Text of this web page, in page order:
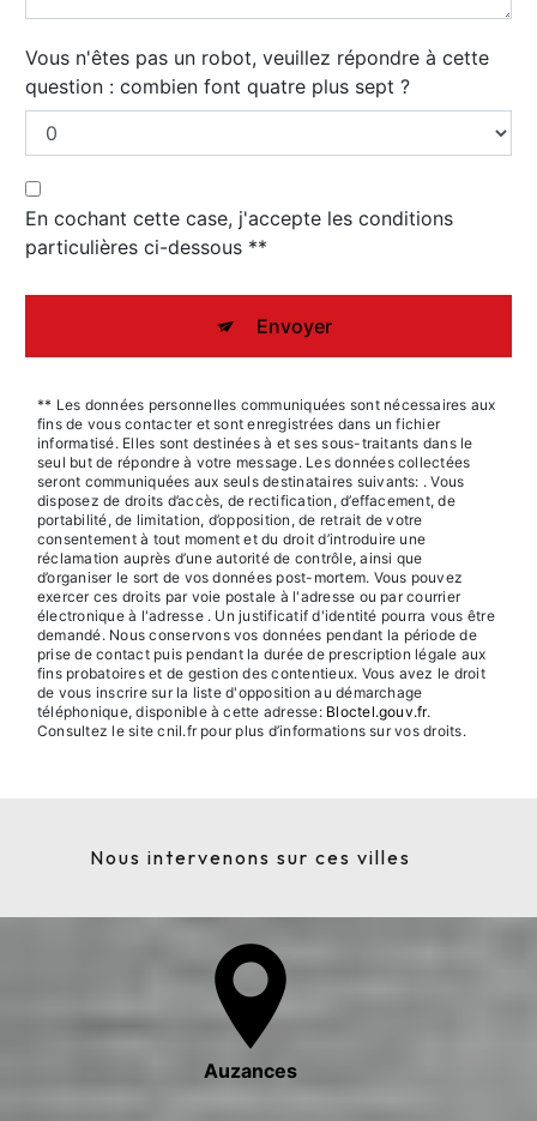
Vous n'êtes pas un robot, veuillez répondre à cette
question : combien font quatre plus sept ?
En cochant cette case, j'accepte les conditions
particulières ci-dessous **
Envoyer
** Les données personnelles communiquées sont nécessaires aux
fins de vous contacter et sont enregistrées dans un fichier
informatisé. Elles sont destinées à et ses sous-traitants dans le
seul but de répondre à votre message. Les données collectées
seront communiquées aux seuls destinataires suivants: . Vous
disposez de droits d’accès, de rectification, d’effacement, de
portabilité, de limitation, d’opposition, de retrait de votre
consentement à tout moment et du droit d’introduire une
réclamation auprès d’une autorité de contrôle, ainsi que
d’organiser le sort de vos données post-mortem. Vous pouvez
exercer ces droits par voie postale à l'adresse ou par courrier
électronique à l'adresse . Un justificatif d'identité pourra vous être
demandé. Nous conservons vos données pendant la période de
prise de contact puis pendant la durée de prescription légale aux
fins probatoires et de gestion des contentieux. Vous avez le droit
de vous inscrire sur la liste d'opposition au démarchage
téléphonique, disponible à cette adresse: Bloctel.gouv.fr.
Consultez le site cnil.fr pour plus d’informations sur vos droits.
Nous intervenons sur ces villes
Auzances